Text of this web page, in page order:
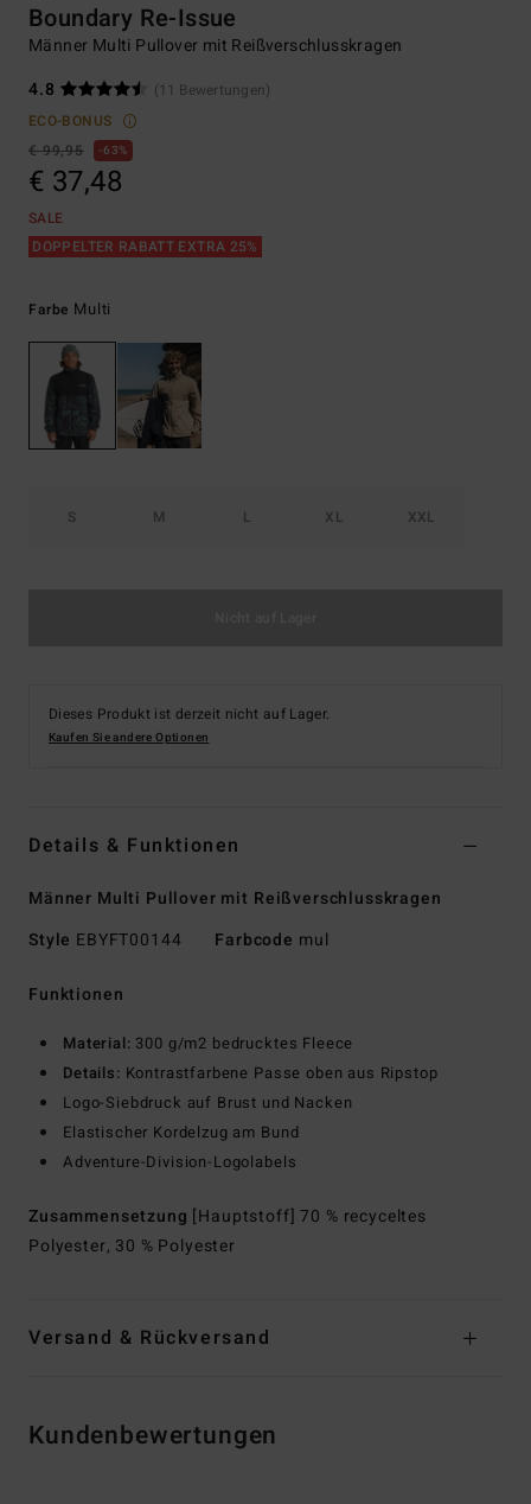
Boundary Re-Issue
Männer Multi Pullover mit Reißverschlusskragen
4.8
(11 Bewertungen)
ECO-BONUS
€ 99,95
63%
€ 37,48
SALE
DOPPELTER RABATT EXTRA 25%
Farbe Multi
S M L XL XXL
Dieses Produkt ist derzeit nicht auf Lager.
Kaufen Sie andere Optionen
Details & Funktionen
Männer Multi Pullover mit Reißverschlusskragen
Style EBYFT00144 Farbcode mul
Funktionen
Material: 300 g/m2 bedrucktes Fleece
Details: Kontrastfarbene Passe oben aus Ripstop
Logo-Siebdruck auf Brust und Nacken
Elastischer Kordelzug am Bund
Adventure-Division-Logolabels
Zusammensetzung [Hauptstoff] 70 % recyceltes
Polyester, 30 % Polyester
Versand & Rückversand
Kundenbewertungen